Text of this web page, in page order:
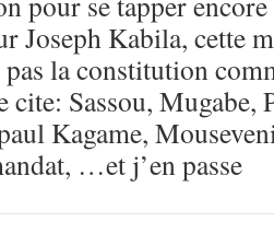
Joseph Kabila, cette
pas la constitution
cite: Sassou,
Kagame,
…et j’en passe